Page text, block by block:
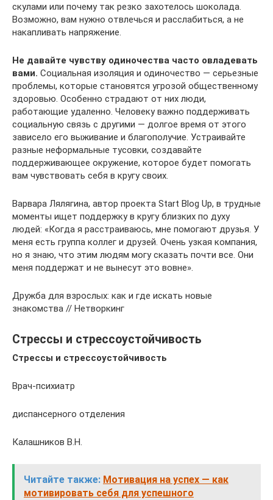
скулами или почему так резко захотелось шоколада.
Возможно, вам нужно отвлечься и расслабиться, а не
накапливать напряжение.
Не давайте чувству одиночества часто овладевать
вами. Социальная изоляция и одиночество — серьезные
проблемы, которые становятся угрозой общественному
здоровью. Особенно страдают от них люди,
работающие удаленно. Человеку важно поддерживать
социальную связь с другими — долгое время от этого
зависело его выживание и благополучие. Устраивайте
разные неформальные тусовки, создавайте
поддерживающее окружение, которое будет помогать
вам чувствовать себя в кругу своих.
Варвара Лялягина, автор проекта Start Blog Up, в трудные
моменты ищет поддержку в кругу близких по духу
людей: «Когда я расстраиваюсь, мне помогают друзья. У
меня есть группа коллег и друзей. Очень узкая компания,
но я знаю, что этим людям могу сказать почти все. Они
меня поддержат и не вынесут это вовне».
Дружба для взрослых: как и где искать новые
знакомства // Нетворкинг
Стрессы и стрессоустойчивость
Стрессы и стрессоустойчивость
Врач-психиатр
диспансерного отделения
Калашников В.Н.
Читайте также: Мотивация на успех — как
мотивировать себя для успешного